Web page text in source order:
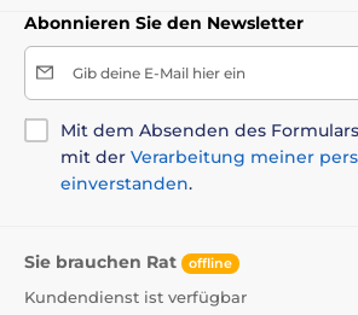
Technische Spezifikationen können
Ankündigung geändert werden. Die
Das Produkt ist in
Ortopedische
Für mittelgroße Hunde
Abonnieren Sie den Newsletter
Gib deine E-Mail hier ein
Mit dem Absenden des
mit der Verarbeitung meiner
einverstanden.
Sie brauchen Rat offline
Kundendienst ist verfügbar